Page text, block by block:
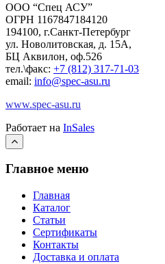
ООО “Спец АСУ”
ОГРН 1167847184120
194100, г.Санкт-Петербург
ул. Новолитовская, д. 15А,
БЦ Аквилон, оф.526
тел.\факс: +7 (812) 317-71-03
email: info@spec-asu.ru
www.spec-asu.ru
Работает на InSales
Главное меню
Главная
Каталог
Статьи
Сертификаты
Контакты
Доставка и оплата